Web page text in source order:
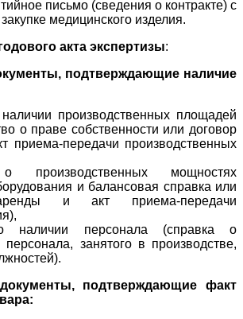
письмо (сведения о контракте) с
медицинского изделия.
акта экспертизы:
подтверждающие наличие
производственных площадей
о праве собственности или договор
приема-передачи производственных
производственных мощностях
и балансовая справка или
и акт приема-передачи
наличии персонала (справка о
персонала, занятого в производстве,
подтверждающие факт